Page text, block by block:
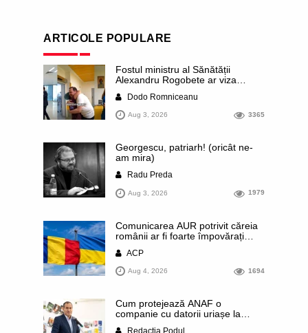
ARTICOLE POPULARE
Fostul ministru al Sănătății
Alexandru Rogobete ar viza
al orașului Timișoara. Pesedistul
publică imagini demne de Coreea
de Nord cu femei din Timișoara
Dodo Romniceanu
Aug 3, 2026 3365
Georgescu, patriarh! (oricât ne-
am mira)
Radu Preda
Aug 3, 2026 1979
Comunicarea AUR potrivit căreia
românii ar fi foarte împovărați
acordat Ucrainei este contrazisă
chiar de un articol publicat de
presa rusă. Datele prezentate
printre statele europene cu cele
mai mici contribuții pe cap de
locuitor
ACP
Aug 4, 2026 1694
Cum protejează ANAF o
companie cu datorii uriașe la
Redacția Podul